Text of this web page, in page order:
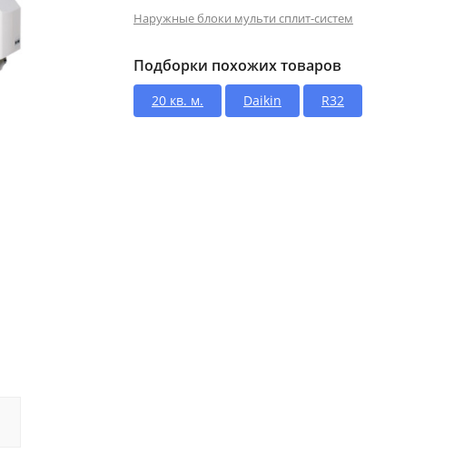
Наружные блоки мульти сплит-систем
Подборки похожих товаров
20 кв. м. Daikin R32